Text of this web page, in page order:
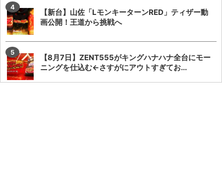
【新台】山佐「LモンキーターンRED」ティザー動
画公開！王道から挑戦へ
【8月7日】ZENT555がキングハナハナ全台にモー
ニングを仕込む←さすがにアウトすぎてお...